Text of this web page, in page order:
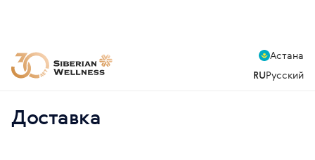
Астана
RUРусский
Доставка